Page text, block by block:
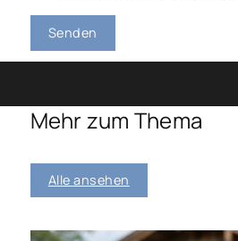
Senden
Mehr zum Thema
Alle ansehen